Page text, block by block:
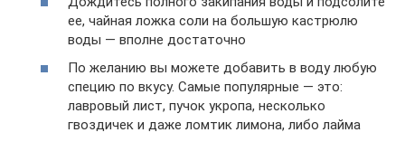
ее, чайная ложка соли на большую кастрюлю
воды — вполне достаточно
По желанию вы можете добавить в воду любую
специю по вкусу. Самые популярные — это:
лавровый лист, пучок укропа, несколько
гвоздичек и даже ломтик лимона, либо лайма